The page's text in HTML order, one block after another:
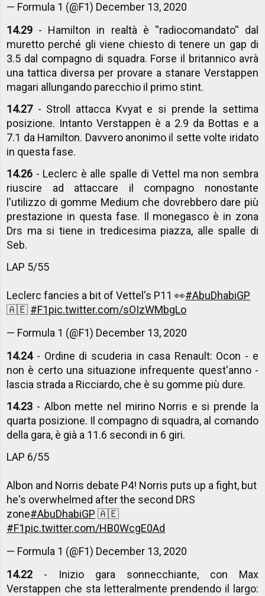
— Formula 1 (@F1) December 13, 2020
14.29 - Hamilton in realtà è ''radiocomandato'' dal
muretto perché gli viene chiesto di tenere un gap di
3.5 dal compagno di squadra. Forse il britannico avrà
una tattica diversa per provare a stanare Verstappen
magari allungando parecchio il primo stint.
14.27- Stroll attacca Kvyat e si prende la settima
posizione. Intanto Verstappen è a 2.9 da Bottas e a
7.1 da Hamilton. Davvero anonimo il sette volte iridato
in questa fase.
14.26 - Leclerc è alle spalle di Vettel ma non sembra
riuscire ad attaccare il compagno nonostante
l'utilizzo di gomme Medium che dovrebbero dare più
prestazione in questa fase. Il monegasco è in zona
Drs ma si tiene in tredicesima piazza, alle spalle di
Seb.
LAP 5/55
Leclerc fancies a bit of Vettel's P11 👀#AbuDhabiGP
🇦🇪 #F1pic.twitter.com/sOIzWMbgLo
— Formula 1 (@F1) December 13, 2020
14.24 - Ordine di scuderia in casa Renault: Ocon - e
non è certo una situazione infrequente quest'anno -
lascia strada a Ricciardo, che è su gomme più dure.
14.23 - Albon mette nel mirino Norris e si prende la
quarta posizione. Il compagno di squadra, al comando
della gara, è già a 11.6 secondi in 6 giri.
LAP 6/55
Albon and Norris debate P4! Norris puts up a fight, but
he's overwhelmed after the second DRS
zone#AbuDhabiGP 🇦🇪
#F1pic.twitter.com/HB0WcgE0Ad
— Formula 1 (@F1) December 13, 2020
14.22 - Inizio gara sonnecchiante, con Max
Verstappen che sta letteralmente prendendo il largo: